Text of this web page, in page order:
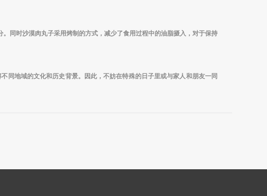
同时沙漠肉丸子采用烤制的方式，减少了食用过程中的油脂摄入，对于保持
同地域的文化和历史背景。因此，不妨在特殊的日子里或与家人和朋友一同